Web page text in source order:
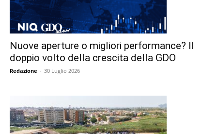
Nuove aperture o migliori performance? Il
doppio volto della crescita della GDO
Redazione - 30 Luglio 2026